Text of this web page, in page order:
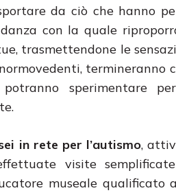
da ciò che hanno
con la quale
trasmettendone le
termineranno
sperimentare
in rete per l’autismo,
visite
museale qualificato